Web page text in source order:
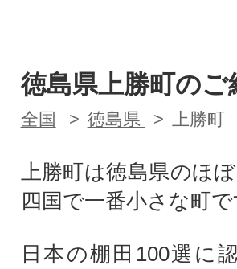
徳島県上勝町のご
全国 徳島県 上勝町
上勝町は徳島県のほ
四国で一番小さな町で
日本の棚田100選に